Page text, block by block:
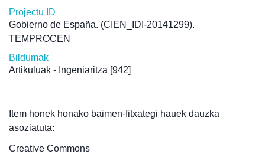
Projectu ID
Gobierno de España. (CIEN_IDI-20141299).
TEMPROCEN
Bildumak
Artikuluak - Ingeniaritza [942]
Item honek honako baimen-fitxategi hauek dauzka
asoziatuta:
Creative Commons